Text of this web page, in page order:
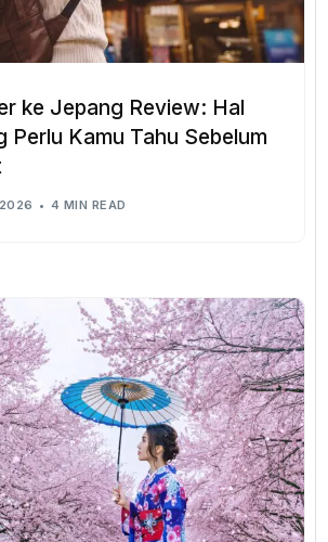
ke Jepang Review: Hal
Perlu Kamu Tahu Sebelum
4 MIN READ